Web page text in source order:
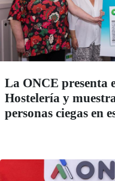
La ONCE presenta
Hostelería y
personas ciegas en